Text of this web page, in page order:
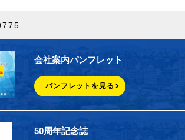
会社案内パンフレット
パンフレットを見る
50周年記念誌